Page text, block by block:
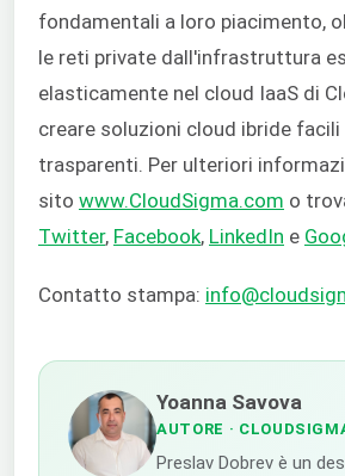
fondamentali a loro piacimento,
le reti private dall'infrastruttura
elasticamente nel cloud IaaS di
creare soluzioni cloud ibride
trasparenti. Per ulteriori
sito www.CloudSigma.com o
Twitter, Facebook, LinkedIn e
Contatto stampa:
Yoanna Savova
AUTORE ·
Preslav Dobrev è un